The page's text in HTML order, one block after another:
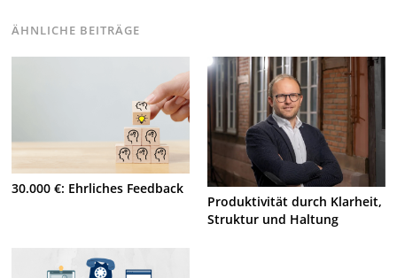
ÄHNLICHE BEITRÄGE
30.000 €: Ehrliches Feedback
Produktivität durch Klarheit,
Struktur und Haltung